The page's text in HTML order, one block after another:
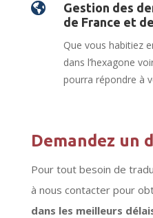

Gestion des
de France et
Que vous habitiez
dans l’hexagone
pourra répondre à
Demandez un
Pour tout besoin de
à nous contacter pour
dans les meilleurs